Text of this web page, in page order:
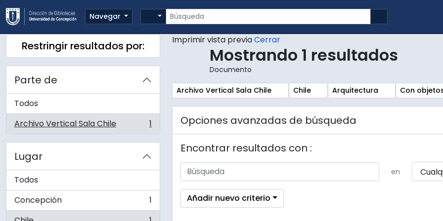
Skip to main content
Navegar
Búsqueda
Search options
Restringir resultados por:
Parte de
Todos
Archivo Vertical Sala Chile
, 1 resultados 1
Lugar
Todos
Concepción
, 1 resultados
1
Imprimir vista previaCerrar
Mostrando 1 resultados
Documento
Remove filter:
Archivo Vertical Sala Chile Remove filter:
Chile Remove filter:
Arquitectura Remove
Con
Opciones avanzadas de búsqueda
Encontrar resultados con :
en
Añadir nuevo criterio